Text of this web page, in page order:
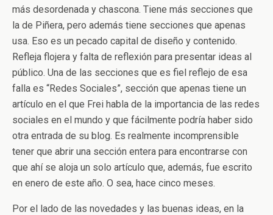
más desordenada y chascona. Tiene más secciones que
la de Piñera, pero además tiene secciones que apenas
usa. Eso es un pecado capital de diseño y contenido.
Refleja flojera y falta de reflexión para presentar ideas al
público. Una de las secciones que es fiel reflejo de esa
falla es “Redes Sociales”, sección que apenas tiene un
artículo en el que Frei habla de la importancia de las redes
sociales en el mundo y que fácilmente podría haber sido
otra entrada de su blog. Es realmente incomprensible
tener que abrir una sección entera para encontrarse con
que ahí se aloja un solo artículo que, además, fue escrito
en enero de este año. O sea, hace cinco meses.
Por el lado de las novedades y las buenas ideas, en la